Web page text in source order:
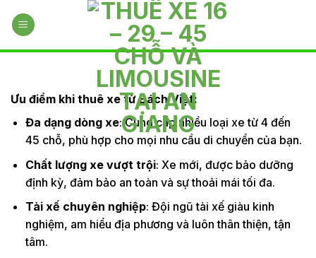
Ưu điểm khi thuê xe từ Bách Việt:
Đa dạng dòng xe: Cung cấp nhiều loại xe từ 4 đến
45 chỗ, phù hợp cho mọi nhu cầu di chuyển của bạn.
Chất lượng xe vượt trội: Xe mới, được bảo dưỡng
định kỳ, đảm bảo an toàn và sự thoải mái tối đa.
Tài xế chuyên nghiệp: Đội ngũ tài xế giàu kinh
nghiệm, am hiểu địa phương và luôn thân thiện, tận
tâm.